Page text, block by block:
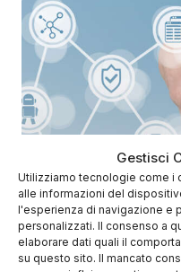
Gestisci
Utilizziamo tecnologie come i
alle informazioni del
l'esperienza di navigazione e
personalizzati. Il consenso a
elaborare dati quali il
su questo sito. Il mancato